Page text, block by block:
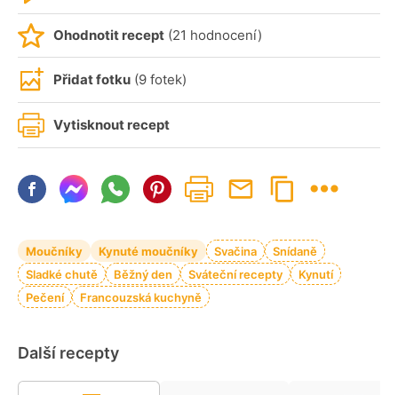
Ohodnotit recept (21 hodnocení)
Přidat fotku (9 fotek)
Vytisknout recept
Moučníky Kynuté moučníky Svačina
Snídaně
Sladké chutě
Běžný den Sváteční recepty
Kynutí
Pečení
Francouzská kuchyně
Další recepty